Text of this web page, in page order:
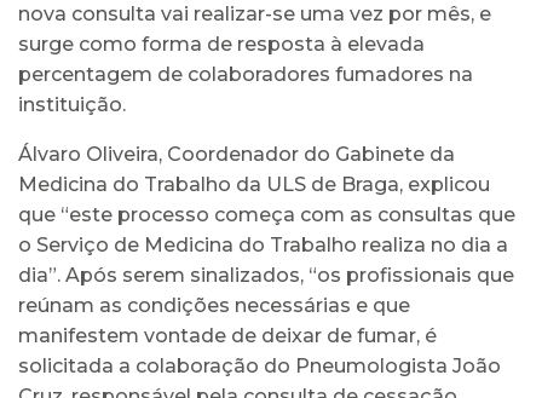
nova consulta vai realizar-se uma vez por mês, e
surge como forma de resposta à elevada
percentagem de colaboradores fumadores na
instituição.
Álvaro Oliveira, Coordenador do Gabinete da
Medicina do Trabalho da ULS de Braga, explicou
que “este processo começa com as consultas que
o Serviço de Medicina do Trabalho realiza no dia a
dia”. Após serem sinalizados, “os profissionais que
reúnam as condições necessárias e que
manifestem vontade de deixar de fumar, é
solicitada a colaboração do Pneumologista João